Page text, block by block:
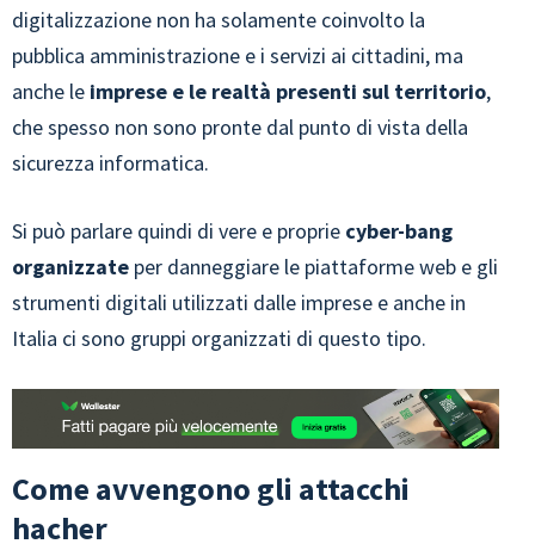
digitalizzazione non ha solamente coinvolto la
pubblica amministrazione e i servizi ai cittadini, ma
anche le imprese e le realtà presenti sul territorio,
che spesso non sono pronte dal punto di vista della
sicurezza informatica.
Si può parlare quindi di vere e proprie cyber-bang
organizzate per danneggiare le piattaforme web e gli
strumenti digitali utilizzati dalle imprese e anche in
Italia ci sono gruppi organizzati di questo tipo.
Come avvengono gli attacchi
hacher